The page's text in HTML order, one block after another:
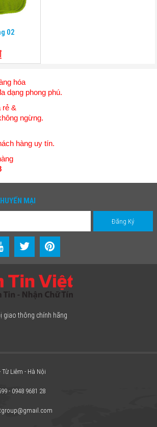
02
hóa
dạng phong phú.
rẻ &
ngừng.
hàng uy tín.
MẠI
giao thông chính hãng
Liêm - Hà Nội
- 0948 9681 28